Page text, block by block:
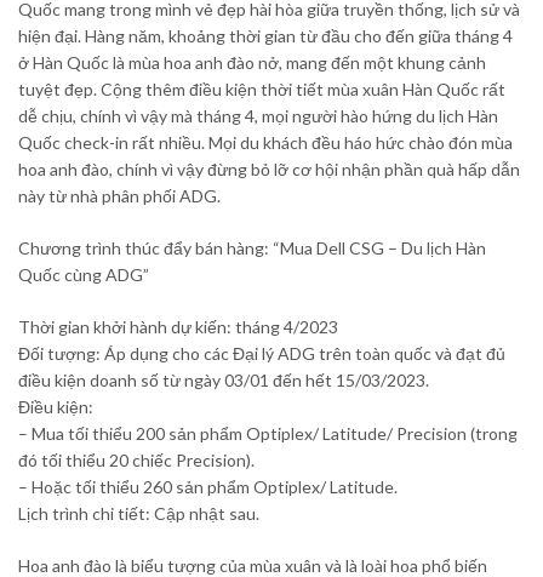
Quốc mang trong mình vẻ đẹp hài hòa giữa truyền thống, lịch sử và
hiện đại. Hàng năm, khoảng thời gian từ đầu cho đến giữa tháng 4
ở Hàn Quốc là mùa hoa anh đào nở, mang đến một khung cảnh
tuyệt đẹp. Cộng thêm điều kiện thời tiết mùa xuân Hàn Quốc rất
dễ chịu, chính vì vậy mà tháng 4, mọi người hào hứng du lịch Hàn
Quốc check-in rất nhiều. Mọi du khách đều háo hức chào đón mùa
hoa anh đào, chính vì vậy đừng bỏ lỡ cơ hội nhận phần quà hấp dẫn
này từ nhà phân phối ADG.
Chương trình thúc đẩy bán hàng: “Mua Dell CSG – Du lịch Hàn
Quốc cùng ADG”
Thời gian khởi hành dự kiến: tháng 4/2023
Đối tượng: Áp dụng cho các Đại lý ADG trên toàn quốc và đạt đủ
điều kiện doanh số từ ngày 03/01 đến hết 15/03/2023.
Điều kiện:
– Mua tối thiểu 200 sản phẩm Optiplex/ Latitude/ Precision (trong
đó tối thiểu 20 chiếc Precision).
– Hoặc tối thiểu 260 sản phẩm Optiplex/ Latitude.
Lịch trình chi tiết: Cập nhật sau.
Hoa anh đào là biểu tượng của mùa xuân và là loài hoa phổ biến